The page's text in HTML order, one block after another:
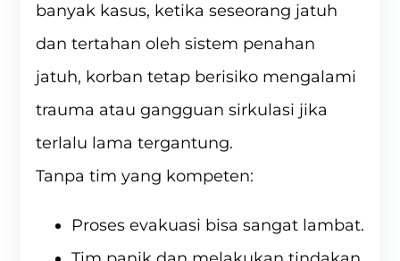
banyak kasus, ketika seseorang jatuh
dan tertahan oleh sistem penahan
jatuh, korban tetap berisiko mengalami
trauma atau gangguan sirkulasi jika
terlalu lama tergantung.
Tanpa tim yang kompeten:
Proses evakuasi bisa sangat lambat.